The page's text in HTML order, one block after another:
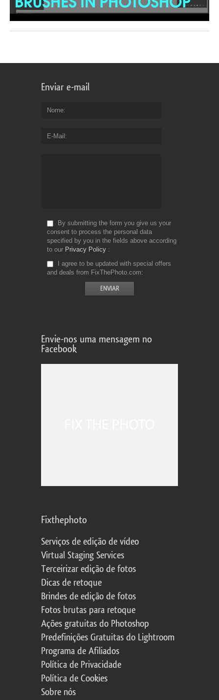
Enviar e-mail
Nome
E-Mail
By submitting the form you give us your
consent to process the personal data
specified by you in the fields above according
to our Privacy Policy
I agree to be updated with special offers
and deals from FixThePhoto.com
Envie-nos uma mensagem no
Facebook
Fixthephoto
Serviços de edição de vídeo
Virtual Staging Services
Terceirizar edição de fotos
Dicas de retoque
Brindes de edição de fotos
Fotos brutas para retoque
Ações gratuitas do Photoshop
Predefinições Gratuitas do Lightroom
Programa de Afiliados
Política de Privacidade
Política de Cookies
Sobre nós